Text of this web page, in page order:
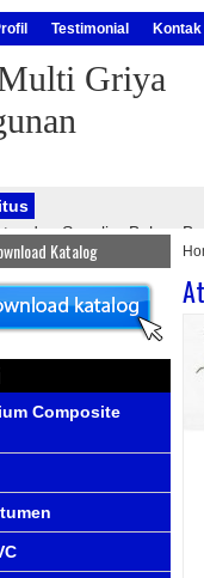
Testimonial Kontak
Griya
dan Supplier Bahan
seperti : atap
Ada produk-
Katalog
Composite